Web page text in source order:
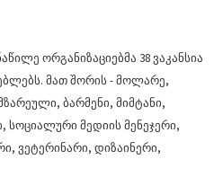
ორგანიზაციებმა 38 ვაკანსია
მათ შორის - მოლარე,
ბარმენი, მიმტანი,
მედიის მენეჯერი,
ვეტერინარი, დიზაინერი,